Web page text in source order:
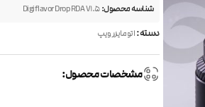
شناسه محصول:Digiflavor Drop RDA V1.5
دسته:اتومایزر ویپ
مشخصات محصول: